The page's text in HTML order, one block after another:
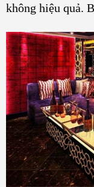
không hiệu quả.